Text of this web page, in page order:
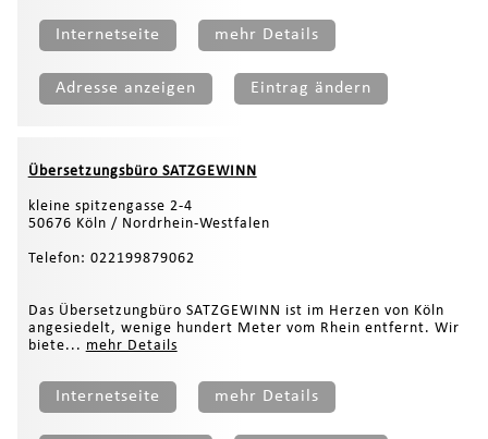
Internetseite mehr Details
Adresse anzeigen Eintrag ändern
Übersetzungsbüro SATZGEWINN
kleine spitzengasse 2-4
50676 Köln / Nordrhein-Westfalen
Telefon: 022199879062
Das Übersetzungbüro SATZGEWINN ist im Herzen von Köln
angesiedelt, wenige hundert Meter vom Rhein entfernt. Wir
biete... mehr Details
Internetseite mehr Details